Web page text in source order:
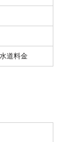
道料金